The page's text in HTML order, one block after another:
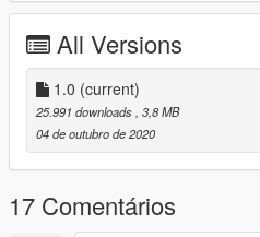
All Versions
1.0 (current)
25.991 downloads , 3,8 MB
04 de outubro de 2020
17 Comentários